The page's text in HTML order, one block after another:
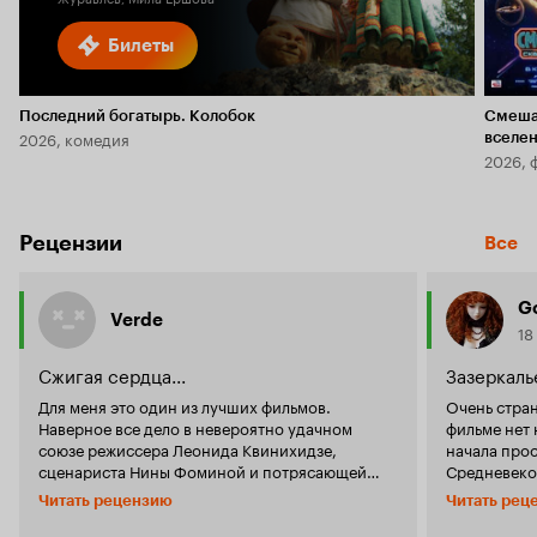
Билеты
Последний богатырь. Колобок
2026, комедия
2026,
Рецензии Все
Verde
Сжигая сердца...
Для меня это один из лучших фильмов.
Наверное все дело в невероятно удачном
союзе режиссера Леонида Квинихидзе,
сценариста Нины Фоминой и потрясающей
музыки Александра Зацепина. Я считаю, что
Леонид Квинихидзе - это режиссер, которому
Читать рецензию
Очень
фильме нет ни
начала
короля
Читать